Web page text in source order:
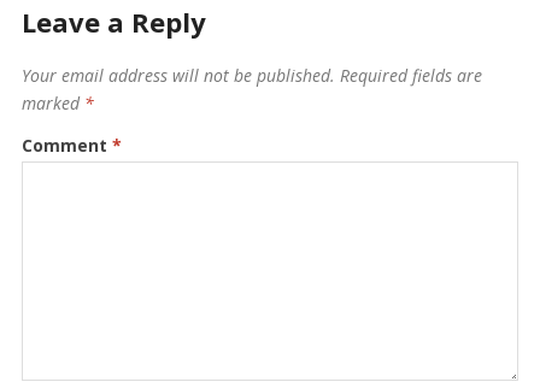
Leave a Reply
Your email address will not be published. Required fields are
marked *
Comment *